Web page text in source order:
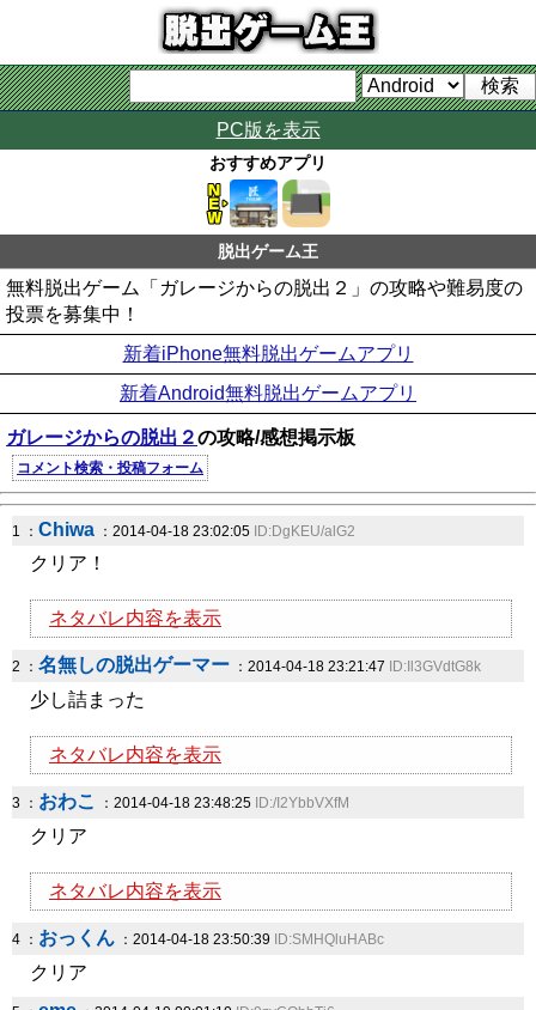
PC版を表示
おすすめアプリ
脱出ゲーム王
無料脱出ゲーム「ガレージからの脱出２」の攻略や難易度の
投票を募集中！
新着iPhone無料脱出ゲームアプリ
新着Android無料脱出ゲームアプリ
ガレージからの脱出２の攻略/感想掲示板
コメント検索・投稿フォーム
1 ： Chiwa ：2014-04-18 23:02:05 ID:DgKEU/alG2
クリア！
ネタバレ内容を表示
2 ： 名無しの脱出ゲーマー ：2014-04-18 23:21:47 ID:Il3GVdtG8k
少し詰まった
ネタバレ内容を表示
3 ： おわこ ：2014-04-18 23:48:25 ID:/I2YbbVXfM
クリア
ネタバレ内容を表示
4 ： おっくん ：2014-04-18 23:50:39 ID:SMHQluHABc
クリア